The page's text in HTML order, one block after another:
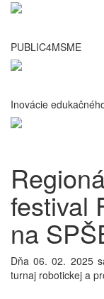
PUBLIC4MSME
Inovácie
festival
na
Dňa 06. 02. 2025
turnaj robotickej a